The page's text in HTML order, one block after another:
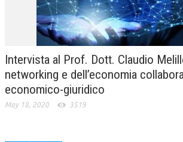
PUBBLICAZIONI
BOLLETTINO FINANZIAMENTI
TELEGRAM
DOCUMENTI
MANUALI E MONOGRAFIE
Intervista al Prof. Dott. Claudio
networking e dell’economia
economico-giuridico
May 18, 2020 3519